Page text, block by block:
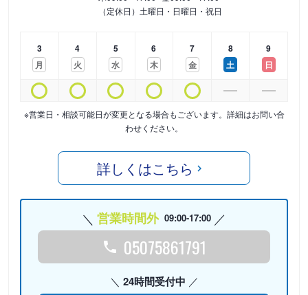
（定休日）土曜日・日曜日・祝日
3
月
4
火
5
水
6
木
7
金
8
土
9
日
※営業日・相談可能日が変更となる場合もございます。詳細はお問い合
わせください。
詳しくはこちら
営業時間外 09:00-17:00
05075861791
24時間受付中